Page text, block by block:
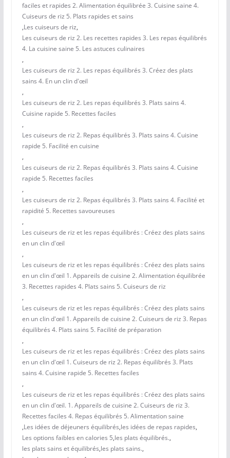
faciles et rapides 2. Alimentation équilibrée 3. Cuisine saine 4.
Cuiseurs de riz 5. Plats rapides et sains
,Les cuiseurs de riz,
Les cuiseurs de riz 2. Les recettes rapides 3. Les repas équilibrés
4. La cuisine saine 5. Les astuces culinaires
,
Les cuiseurs de riz 2. Les repas équilibrés 3. Créez des plats
sains 4. En un clin d'œil
,
Les cuiseurs de riz 2. Les repas équilibrés 3. Plats sains 4.
Cuisine rapide 5. Recettes faciles
,
Les cuiseurs de riz 2. Repas équilibrés 3. Plats sains 4. Cuisine
rapide 5. Facilité en cuisine
,
Les cuiseurs de riz 2. Repas équilibrés 3. Plats sains 4. Cuisine
rapide 5. Recettes faciles
,
Les cuiseurs de riz 2. Repas équilibrés 3. Plats sains 4. Facilité et
rapidité 5. Recettes savoureuses
,
Les cuiseurs de riz et les repas équilibrés : Créez des plats sains
en un clin d'œil
,
Les cuiseurs de riz et les repas équilibrés : Créez des plats sains
en un clin d'œil 1. Appareils de cuisine 2. Alimentation équilibrée
3. Recettes rapides 4. Plats sains 5. Cuiseurs de riz
,
Les cuiseurs de riz et les repas équilibrés : Créez des plats sains
en un clin d'œil 1. Appareils de cuisine 2. Cuiseurs de riz 3. Repas
équilibrés 4. Plats sains 5. Facilité de préparation
,
Les cuiseurs de riz et les repas équilibrés : Créez des plats sains
en un clin d'œil 1. Cuiseurs de riz 2. Repas équilibrés 3. Plats
sains 4. Cuisine rapide 5. Recettes faciles
,
Les cuiseurs de riz et les repas équilibrés : Créez des plats sains
en un clin d'œil. 1. Appareils de cuisine 2. Cuiseurs de riz 3.
Recettes faciles 4. Repas équilibrés 5. Alimentation saine
,Les idées de déjeuners équilibrés,les idées de repas rapides,
Les options faibles en calories 5,les plats équilibrés.,
les plats sains et équilibrés,les plats sains.,